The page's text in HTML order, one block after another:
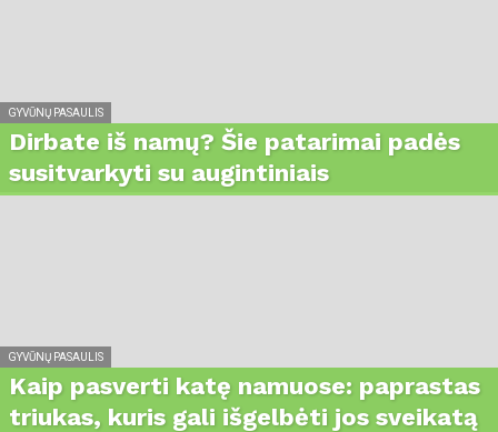
GYVŪNŲ PASAULIS
Dirbate iš namų? Šie patarimai padės
susitvarkyti su augintiniais
GYVŪNŲ PASAULIS
Kaip pasverti katę namuose: paprastas
triukas, kuris gali išgelbėti jos sveikatą